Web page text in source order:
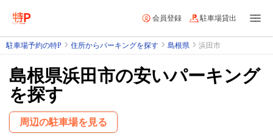
会員登録 駐車場貸出
駐車場予約の特P 住所からパーキングを探す 島根県 浜田市
島根県浜田市の安いパーキング
を探す
周辺の駐車場を見る